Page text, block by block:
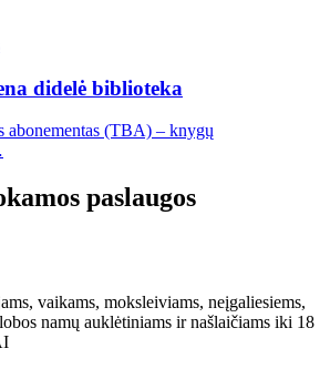
didelė biblioteka
abonementas (TBA) – knygų
paslaugos
vaikams, moksleiviams, neįgaliesiems,
namų auklėtiniams ir našlaičiams iki 18